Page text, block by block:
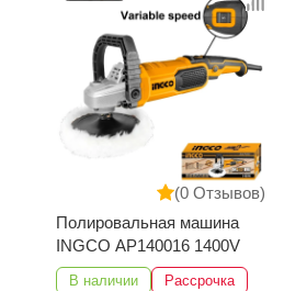
(0 Отзывов)
Насос станция
канализационная LEO WC-
600
В наличии Рассрочка